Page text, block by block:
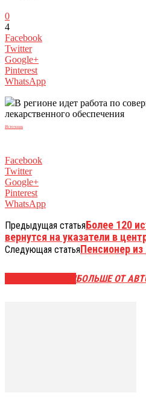
0
4
Facebook
Twitter
Google+
Pinterest
WhatsApp
В регионе идет работа по
лекарственного обеспечения
Источник
Facebook
Twitter
Google+
Pinterest
WhatsApp
Предыдущая статьяБолее 120
вернутся на указатели в
Следующая статьяПенсионер
БОЛЬШЕ ОТ